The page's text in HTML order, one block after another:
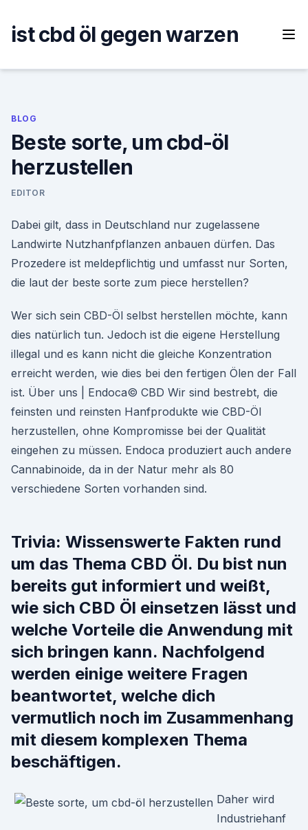
content
ist cbd öl gegen warzen
BLOG
Beste sorte, um cbd-öl
herzustellen
EDITOR
Dabei gilt, dass in Deutschland nur zugelassene
Landwirte Nutzhanfpflanzen anbauen dürfen. Das
Prozedere ist meldepflichtig und umfasst nur Sorten,
die laut der beste sorte zum piece herstellen?
Wer sich sein CBD-Öl selbst herstellen möchte, kann
dies natürlich tun. Jedoch ist die eigene Herstellung
illegal und es kann nicht die gleiche Konzentration
erreicht werden, wie dies bei den fertigen Ölen der Fall
ist. Über uns | Endoca© CBD Wir sind bestrebt, die
feinsten und reinsten Hanfprodukte wie CBD-Öl
herzustellen, ohne Kompromisse bei der Qualität
eingehen zu müssen. Endoca produziert auch andere
Cannabinoide, da in der Natur mehr als 80
verschiedene Sorten vorhanden sind.
Trivia: Wissenswerte Fakten rund
um das Thema CBD Öl. Du bist nun
bereits gut informiert und weißt,
wie sich CBD Öl einsetzen lässt und
welche Vorteile die Anwendung mit
sich bringen kann. Nachfolgend
werden einige weitere Fragen
beantwortet, welche dich
vermutlich noch im Zusammenhang
mit diesem komplexen Thema
beschäftigen.
Daher wird
Industriehanf